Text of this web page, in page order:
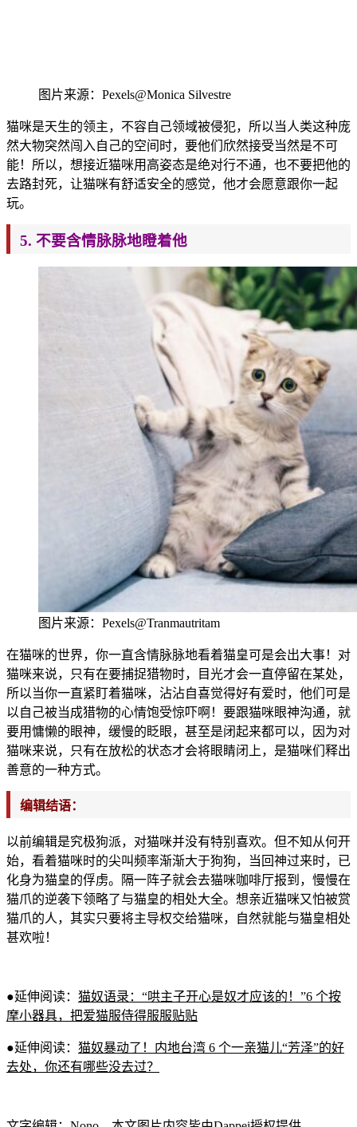
图片来源：Pexels@Monica Silvestre
猫咪是天生的领主，不容自己领域被侵犯，所以当人类这种庞
然大物突然闯入自己的空间时，要他们欣然接受当然是不可
能！所以，想接近猫咪用高姿态是绝对行不通，也不要把他的
去路封死，让猫咪有舒适安全的感觉，他才会愿意跟你一起
玩。
5. 不要含情脉脉地瞪着他
图片来源：Pexels@Tranmautritam
在猫咪的世界，你一直含情脉脉地看着猫皇可是会出大事！对
猫咪来说，只有在要捕捉猎物时，目光才会一直停留在某处，
所以当你一直紧盯着猫咪，沾沾自喜觉得好有爱时，他们可是
以自己被当成猎物的心情饱受惊吓啊！要跟猫咪眼神沟通，就
要用慵懒的眼神，缓慢的眨眼，甚至是闭起来都可以，因为对
猫咪来说，只有在放松的状态才会将眼睛闭上，是猫咪们释出
善意的一种方式。
编辑结语：
以前编辑是究极狗派，对猫咪并没有特别喜欢。但不知从何开
始，看着猫咪时的尖叫频率渐渐大于狗狗，当回神过来时，已
化身为猫皇的俘虏。隔一阵子就会去猫咪咖啡厅报到，慢慢在
猫爪的逆袭下领略了与猫皇的相处大全。想亲近猫咪又怕被赏
猫爪的人，其实只要将主导权交给猫咪，自然就能与猫皇相处
甚欢啦！
●延伸阅读： 猫奴语录：“哄主子开心是奴才应该的！”6 个按
摩小器具，把爱猫服侍得服服贴贴
●延伸阅读： 猫奴暴动了！ 内地台湾 6 个一亲猫儿“芳泽”的好
去处，你还有哪些没去过？